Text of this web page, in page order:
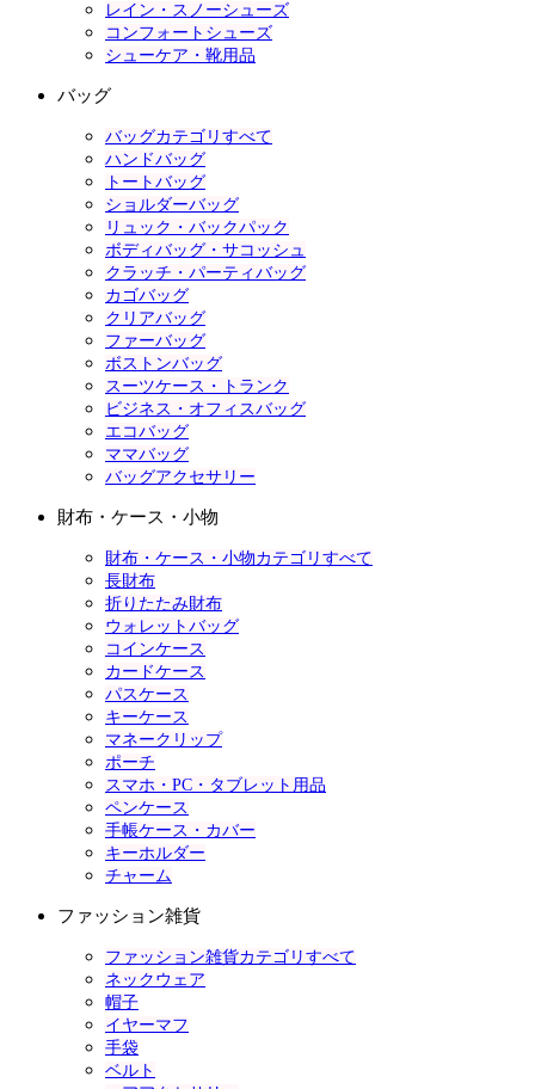
レイン・スノーシューズ
コンフォートシューズ
シューケア・靴用品
バッグ
バッグカテゴリすべて
ハンドバッグ
トートバッグ
ショルダーバッグ
リュック・バックパック
ボディバッグ・サコッシュ
クラッチ・パーティバッグ
カゴバッグ
クリアバッグ
ファーバッグ
ボストンバッグ
スーツケース・トランク
ビジネス・オフィスバッグ
エコバッグ
ママバッグ
バッグアクセサリー
財布・ケース・小物
財布・ケース・小物カテゴリすべて
長財布
折りたたみ財布
ウォレットバッグ
コインケース
カードケース
パスケース
キーケース
マネークリップ
ポーチ
スマホ・PC・タブレット用品
ペンケース
手帳ケース・カバー
キーホルダー
チャーム
ファッション雑貨
ファッション雑貨カテゴリすべて
ネックウェア
帽子
イヤーマフ
手袋
ベルト